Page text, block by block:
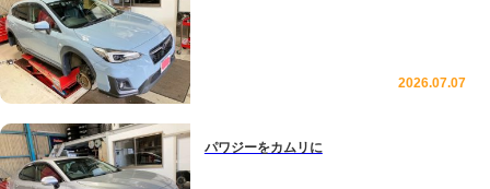
2026.07.07
パワジーをカムリに